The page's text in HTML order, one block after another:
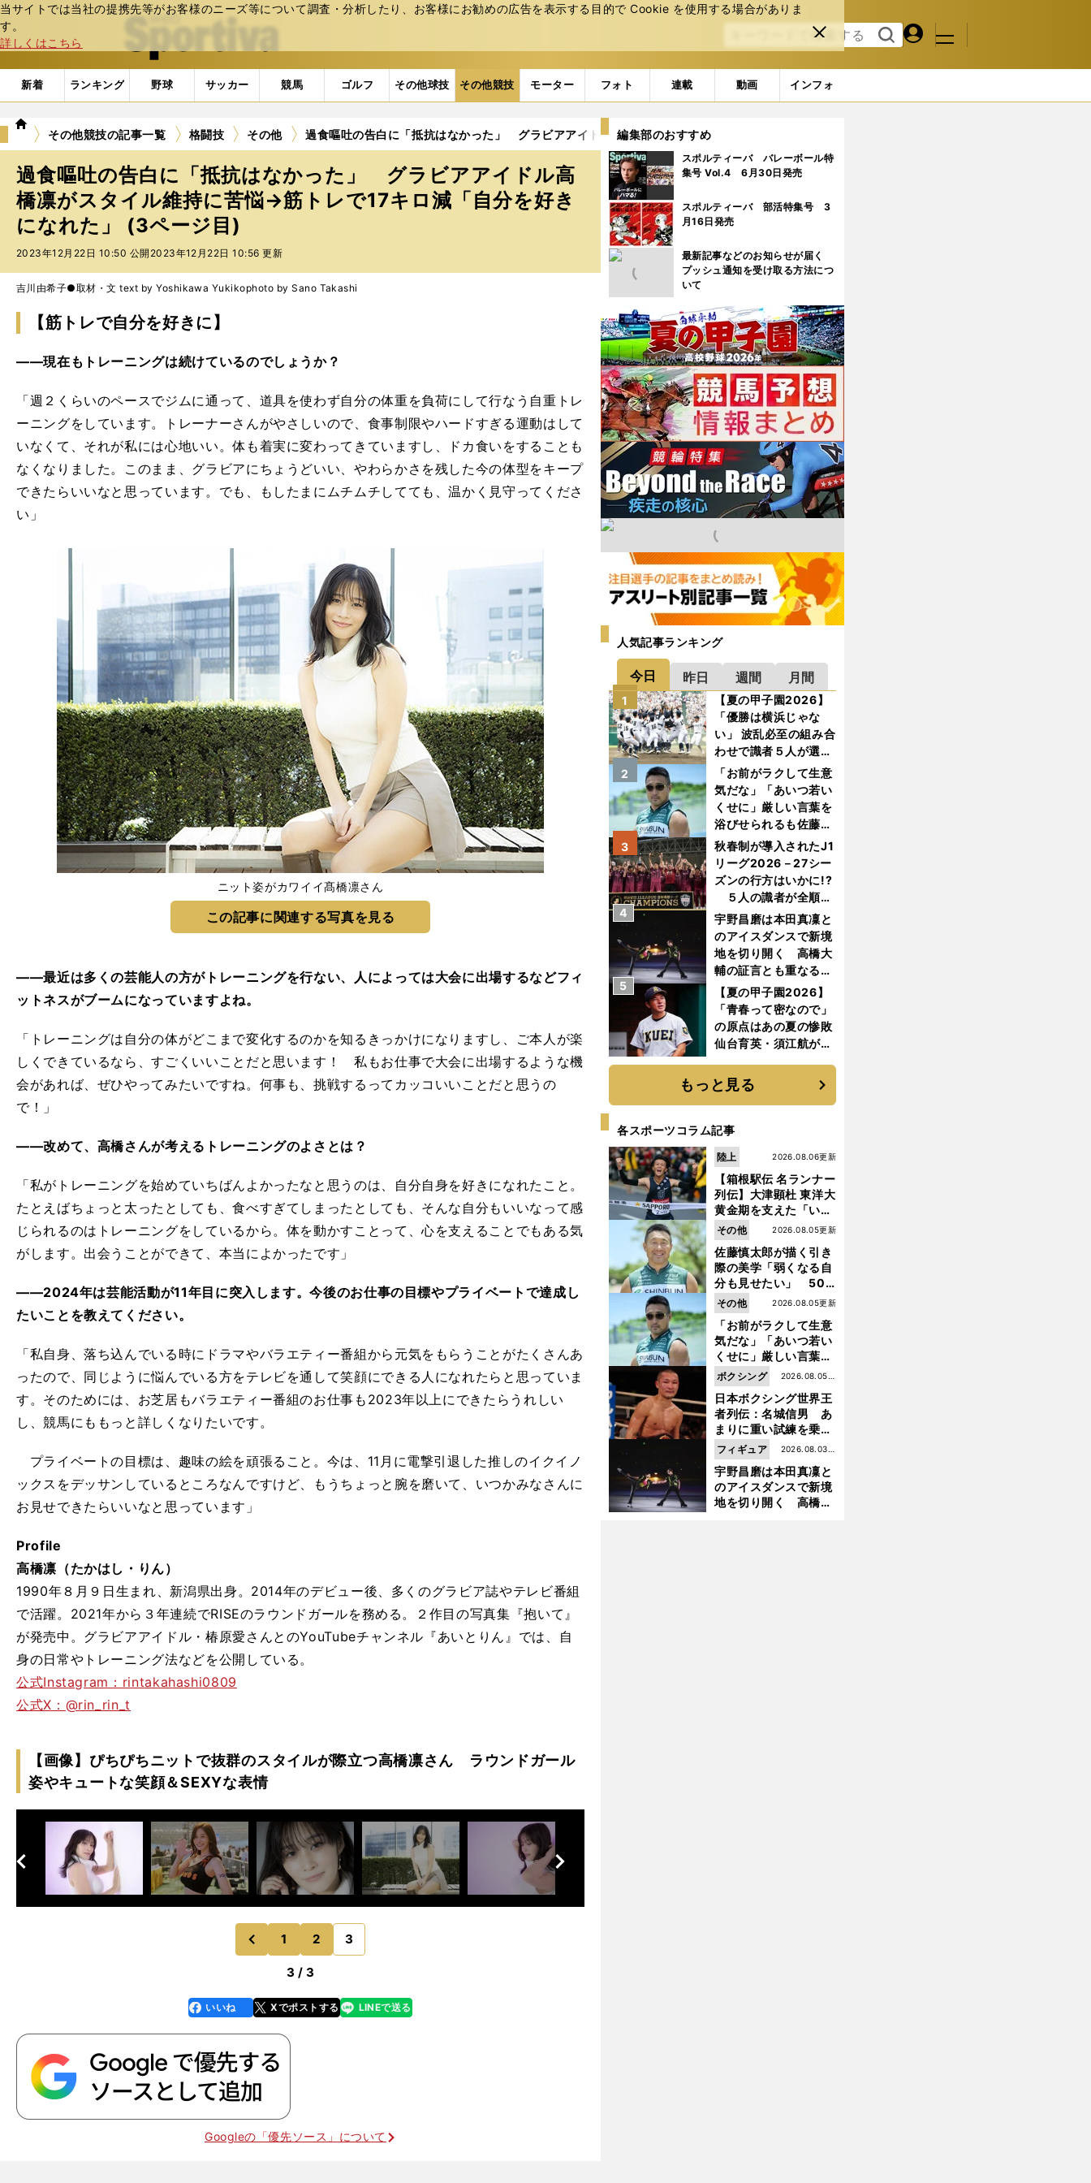
当サイトでは当社の提携先等がお客様のニーズ等について調査・分析したり、お客様にお勧めの広告を表⽰する⽬的で Cookie を使⽤する場合がありま
す。
詳しくはこちら
閉じ
る
web Sportiva (webスポルティーバ)
検索
る
マイペ
ジ
メニュ
新着 ランキング 野球 サッカー 競馬 ゴルフ その他球技 その他競技 モーター フォト 連載 動画 インフォ
we
ポ
ル
テ
ィ
ー
その他競技の記事一覧 格闘技 その他 過食嘔吐の告白に「抵抗はなかった」 グラビアアイドル高橋凛がスタイル維持に苦悩→筋トレで17キロ減「自分を好きになれた」
過食嘔吐の告白に「抵抗はなかった」 グラビアアイドル高
橋凛がスタイル維持に苦悩→筋トレで17キロ減「自分を好き
になれた」 (3ページ目)
2023年12月22日 10:50 公開 2023年12月22日 10:56 更新
吉川由希子●取材・文 text by Yoshikawa Yukikophoto by Sano Takashi
【筋トレで自分を好きに】
――現在もトレーニングは続けているのでしょうか？
「週２くらいのペースでジムに通って、道具を使わず自分の体重を負荷にして行なう自重トレ
ーニングをしています。トレーナーさんがやさしいので、食事制限やハードすぎる運動はして
いなくて、それが私には心地いい。体も着実に変わってきていますし、ドカ食いをすることも
なくなりました。このまま、グラビアにちょうどいい、やわらかさを残した今の体型をキープ
できたらいいなと思っています。でも、もしたまにムチムチしてても、温かく見守ってくださ
い」
ニット姿がカワイイ髙橋凛さん
この記事に関連する写真を見る
――最近は多くの芸能人の方がトレーニングを行ない、人によっては大会に出場するなどフィ
ットネスがブームになっていますよね。
「トレーニングは自分の体がどこまで変化するのかを知るきっかけになりますし、ご本人が楽
しくできているなら、すごくいいことだと思います！ 私もお仕事で大会に出場するような機
会があれば、ぜひやってみたいですね。何事も、挑戦するってカッコいいことだと思うの
で！」
――改めて、高橋さんが考えるトレーニングのよさとは？
「私がトレーニングを始めていちばんよかったなと思うのは、自分自身を好きになれたこと。
たとえばちょっと太ったとしても、食べすぎてしまったとしても、そんな自分もいいなって感
じられるのはトレーニングをしているから。体を動かすことって、心を支えることでもある気
がします。出会うことができて、本当によかったです」
――2024年は芸能活動が11年目に突入します。今後のお仕事の目標やプライベートで達成し
たいことを教えてください。
「私自身、落ち込んでいる時にドラマやバラエティー番組から元気をもらうことがたくさんあ
ったので、同じように悩んでいる方をテレビを通して笑顔にできる人になれたらと思っていま
す。そのためには、お芝居もバラエティー番組のお仕事も2023年以上にできたらうれしい
し、競馬にももっと詳しくなりたいです。
プライベートの目標は、趣味の絵を頑張ること。今は、11月に電撃引退した推しのイクイノ
ックスをデッサンしているところなんですけど、もうちょっと腕を磨いて、いつかみなさんに
お見せできたらいいなと思っています」
Profile
高橋凛（たかはし・りん）
1990年８月９日生まれ、新潟県出身。2014年のデビュー後、多くのグラビア誌やテレビ番組
で活躍。2021年から３年連続でRISEのラウンドガールを務める。２作目の写真集『抱いて』
が発売中。グラビアアイドル・椿原愛さんとのYouTubeチャンネル『あいとりん』では、自
身の日常やトレーニング法などを公開している。
公式Instagram：rintakahashi0809
公式X：@rin_rin_t
【画像】ぴちぴちニットで抜群のスタイルが際立つ高橋凛さん ラウンドガール
姿やキュートな笑顔＆SEXYな表情
次
へ
前
へ
前
のページへ
1 2 3
3 / 3
faceboo
k
いいね Xでポストする
line LINEで送る
Googleの「優先ソース」について
編集部のおすすめ
スポルティーバ バレーボール特
集号 Vol.4 6月30日発売
スポルティーバ 部活特集号 3
月16日発売
最新記事などのお知らせが届く
プッシュ通知を受け取る方法につ
いて
人気記事ランキング
今日 昨日 週間 月間
【夏の甲子園2026】
「優勝は横浜じゃな
い」 波乱必至の組み合
わせで識者５人が選ん
だ優勝校はここだ！
1
「お前がラクして生意
気だな」「あいつ若い
くせに」厳しい言葉を
浴びせられるも佐藤慎
太郎が貫いた誇りとフ
ァンへの思い
2
秋春制が導入されたJ1
リーグ2026－27シー
ズンの行方はいかに!?
５人の識者が全順位
を大胆予想
3
宇野昌磨は本田真凜と
のアイスダンスで新境
地を切り開く 高橋大
輔の証言とも重なる課
題と楽しさ
4
【夏の甲子園2026】
「青春って密なので」
の原点はあの夏の惨敗
仙台育英・須江航が明
画"のすべて
5
もっと見る
各スポーツコラム記事
【箱根駅伝 名ランナー
列伝】大津顕杜 東洋大
黄金期を支えた「いぶ
し銀」の存在 最後は同
期の設楽兄弟も受賞で
きなかった金栗杯に輝
く
2026.08.06更新
陸上
佐藤慎太郎が描く引き
際の美学「弱くなる自
分も見せたい」 50
代の競輪人生に影響を
与える伏見俊昭の死に
も言及
2026.08.05更新
その他
「お前がラクして生意
気だな」「あいつ若い
くせに」厳しい言葉を
浴びせられるも佐藤慎
太郎が貫いた誇りとフ
ァンへの思い
2026.08.05更新
その他
日本ボクシング世界王
者列伝：名城信男 あ
まりに重い試練を乗り
越え「大胆さ」と「巧
さ」で築いた時代
2026.08.05更
新
ボクシング
宇野昌磨は本田真凜と
のアイスダンスで新境
地を切り開く 高橋大
2026.08.03更
新
フィギュア